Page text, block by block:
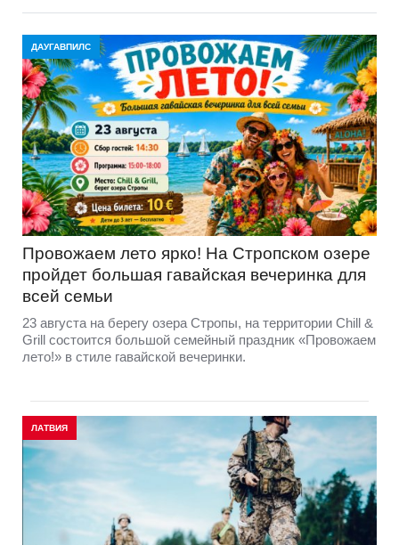
ДАУГАВПИЛС
Провожаем лето ярко! На Стропском озере
пройдет большая гавайская вечеринка для
всей семьи
23 августа на берегу озера Стропы, на территории Chill &
Grill состоится большой семейный праздник «Провожаем
лето!» в стиле гавайской вечеринки.
ЛАТВИЯ